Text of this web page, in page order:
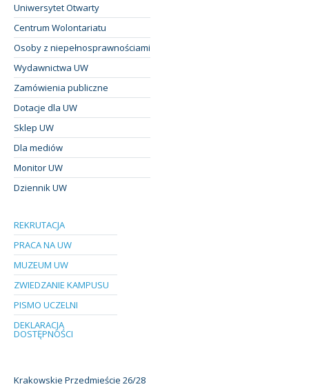
Uniwersytet Otwarty
Centrum Wolontariatu
Osoby z niepełnosprawnościami
Wydawnictwa UW
Zamówienia publiczne
Dotacje dla UW
Sklep UW
Dla mediów
Monitor UW
Dziennik UW
REKRUTACJA
PRACA NA UW
MUZEUM UW
ZWIEDZANIE KAMPUSU
PISMO UCZELNI
DEKLARACJA
DOSTĘPNOŚCI
Krakowskie Przedmieście 26/28